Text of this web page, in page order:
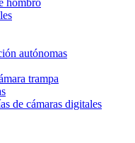
hombro
autónomas
trampa
de cámaras digitales